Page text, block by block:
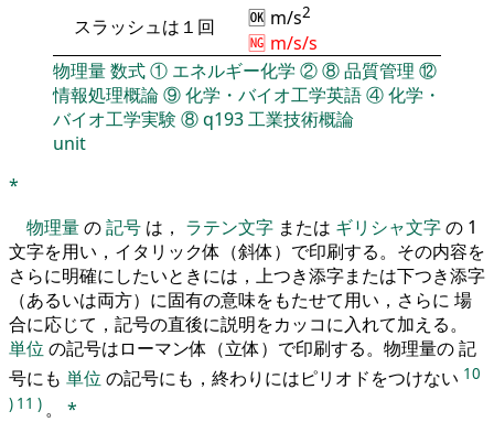
スラッシュは１回
🆗 m/s2
🆖 m/s/s
物理量数式① エネルギー化学 ②⑧品質管理 ⑫
情報処理概論⑨化学・バイオ工学英語④化学・
バイオ工学実験 ⑧q193工業技術概論
unit
*
物理量の記号 は， ラテン文字 または ギリシャ文字の 1
文字を用い，イタリック体（斜体）で印刷する。その内容を
さらに明確にしたいときには，上つき添字または下つき添字
（あるいは両方）に固有の意味をもたせて用い，さらに 場
合に応じて，記号の直後に説明をカッコに入れて加える。
単位 の記号はローマン体（立体）で印刷する。物理量の 記
号にも 単位の記号にも，終わりにはピリオドをつけない 10
) 11 ) 。 *